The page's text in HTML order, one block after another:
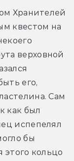
Хранителей
квестом на
верховной
его,
Сам
как был
испепелял
бы
этого кольцо